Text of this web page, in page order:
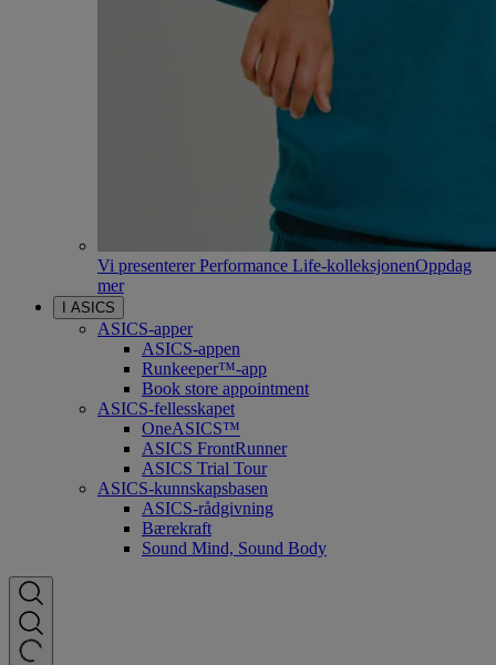
Vi presenterer Performance Life-kolleksjonenOppdag
mer
I ASICS
ASICS-apper
ASICS-appen
Runkeeper™-app
Book store appointment
ASICS-fellesskapet
OneASICS™
ASICS FrontRunner
ASICS Trial Tour
ASICS-kunnskapsbasen
ASICS-rådgivning
Bærekraft
Sound Mind, Sound Body